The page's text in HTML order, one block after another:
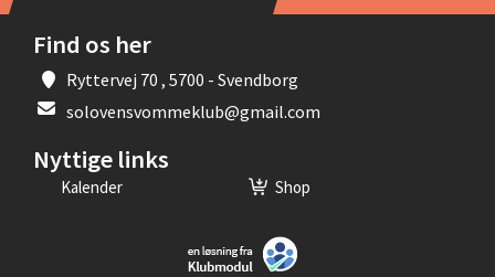
Find os her
Ryttervej 70 , 5700 - Svendborg
solovensvommeklub@gmail.com
Nyttige links
Kalender Shop